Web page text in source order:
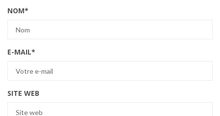
NOM*
E-MAIL*
SITE WEB